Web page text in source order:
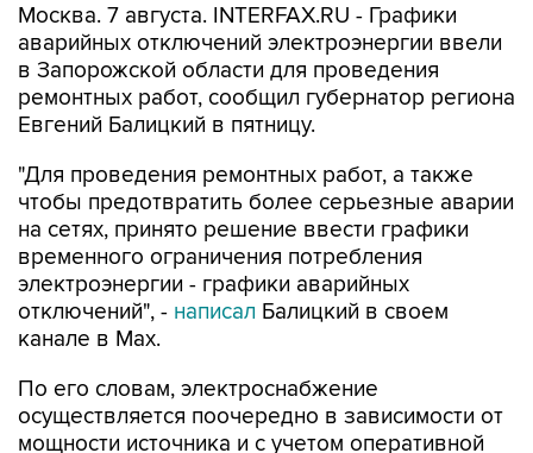
Москва. 7 августа. INTERFAX.RU - Графики
аварийных отключений электроэнергии ввели
в Запорожской области для проведения
ремонтных работ, сообщил губернатор региона
Евгений Балицкий в пятницу.
"Для проведения ремонтных работ, а также
чтобы предотвратить более серьезные аварии
на сетях, принято решение ввести графики
временного ограничения потребления
электроэнергии - графики аварийных
отключений", - написал Балицкий в своем
канале в Max.
По его словам, электроснабжение
осуществляется поочередно в зависимости от
мощности источника и с учетом оперативной